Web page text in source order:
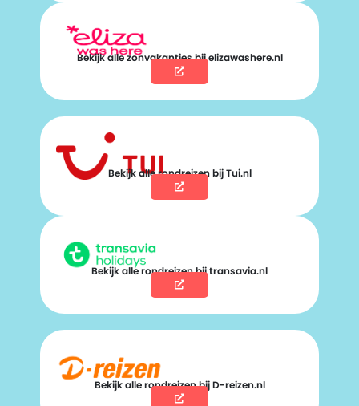
Bekijk alle zonvakanties bij elizawashere.nl
Bekijk alle rondreizen bij Tui.nl
Bekijk alle rondreizen bij transavia.nl
Bekijk alle rondreizen bij D-reizen.nl